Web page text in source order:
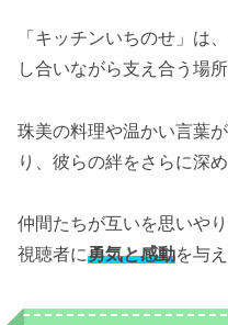
「キッチンいちのせ」は
し合いながら支え合う場所
珠美の料理や温かい言葉
り、彼らの絆をさらに深
仲間たちが互いを思いや
視聴者に勇気と感動を与